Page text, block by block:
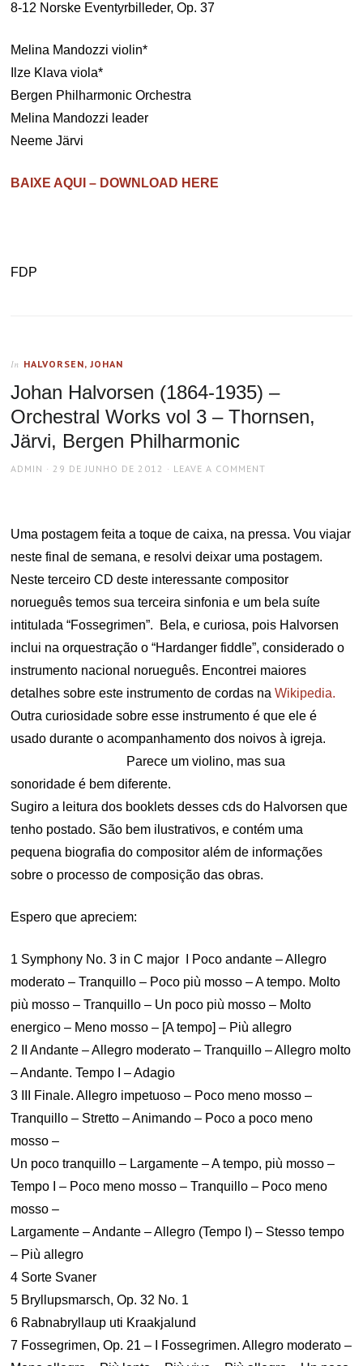
8-12 Norske Eventyrbilleder, Op. 37
Melina Mandozzi violin*
Ilze Klava viola*
Bergen Philharmonic Orchestra
Melina Mandozzi leader
Neeme Järvi
BAIXE AQUI – DOWNLOAD HERE
FDP
In HALVORSEN, JOHAN
Johan Halvorsen (1864-1935) –
Orchestral Works vol 3 – Thornsen,
Järvi, Bergen Philharmonic
AUTHOR
ADMIN
POSTED
29 DE JUNHO DE 2012 LEAVE A COMMENT
Uma postagem feita a toque de caixa, na pressa. Vou viajar
neste final de semana, e resolvi deixar uma postagem.
Neste terceiro CD deste interessante compositor
norueguês temos sua terceira sinfonia e um bela suíte
intitulada “Fossegrimen”. Bela, e curiosa, pois Halvorsen
inclui na orquestração o “Hardanger fiddle”, considerado o
instrumento nacional norueguês. Encontrei maiores
detalhes sobre este instrumento de cordas naWikipedia.
Outra curiosidade sobre esse instrumento é que ele é
usado durante o acompanhamento dos noivos à igreja.
Parece um violino, mas sua
sonoridade é bem diferente.
Sugiro a leitura dos booklets desses cds do Halvorsen que
tenho postado. São bem ilustrativos, e contém uma
pequena biografia do compositor além de informações
sobre o processo de composição das obras.
Espero que apreciem:
1 Symphony No. 3 in C major I Poco andante – Allegro
moderato – Tranquillo – Poco più mosso – A tempo. Molto
più mosso – Tranquillo – Un poco più mosso – Molto
energico – Meno mosso – [A tempo] – Più allegro
2 II Andante – Allegro moderato – Tranquillo – Allegro molto
– Andante. Tempo I – Adagio
3 III Finale. Allegro impetuoso – Poco meno mosso –
Tranquillo – Stretto – Animando – Poco a poco meno
mosso –
Un poco tranquillo – Largamente – A tempo, più mosso –
Tempo I – Poco meno mosso – Tranquillo – Poco meno
mosso –
Largamente – Andante – Allegro (Tempo I) – Stesso tempo
– Più allegro
4 Sorte Svaner
5 Bryllupsmarsch, Op. 32 No. 1
6 Rabnabryllaup uti Kraakjalund
7 Fossegrimen, Op. 21 – I Fossegrimen. Allegro moderato –